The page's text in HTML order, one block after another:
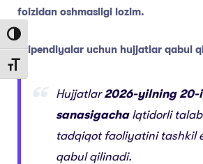
Toggle High Contrast
Toggle Font size
foizidan oshmasligi lozim.
Stipendiyalar uchun hujjatlar qabul
Hujjatlar2026-yilning 20-
sanasigachaIqtidorli
tadqiqot faoliyatini tashkil
qabul qilinadi.